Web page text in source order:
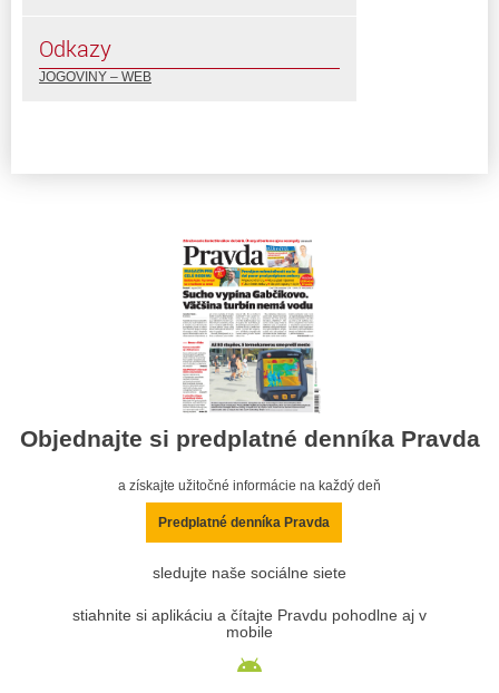
Odkazy
JOGOVINY – WEB
Objednajte si predplatné denníka Pravda
a získajte užitočné informácie na každý deň
Predplatné denníka Pravda
sledujte naše sociálne siete
stiahnite si aplikáciu a čítajte Pravdu pohodlne aj v
mobile